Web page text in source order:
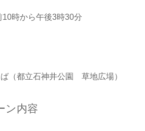
時から午後3時30分
（都立石神井公園 草地広場）
ン内容